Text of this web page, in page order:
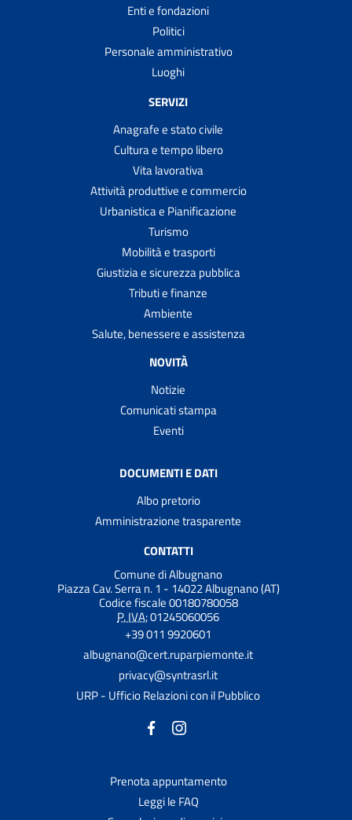
Enti e fondazioni
Politici
Personale amministrativo
Luoghi
SERVIZI
Anagrafe e stato civile
Cultura e tempo libero
Vita lavorativa
Attività produttive e commercio
Urbanistica e Pianificazione
Turismo
Mobilità e trasporti
Giustizia e sicurezza pubblica
Tributi e finanze
Ambiente
Salute, benessere e assistenza
NOVITÀ
Notizie
Comunicati stampa
Eventi
DOCUMENTI E DATI
Albo pretorio
Amministrazione trasparente
CONTATTI
Comune di Albugnano
Piazza Cav. Serra n. 1 - 14022 Albugnano (AT)
Codice fiscale 00180780058
P. IVA:01245060056
+39 011 9920601
albugnano@cert.ruparpiemonte.it
privacy@syntrasrl.it
URP - Ufficio Relazioni con il Pubblico
Prenota appuntamento
Leggi le FAQ